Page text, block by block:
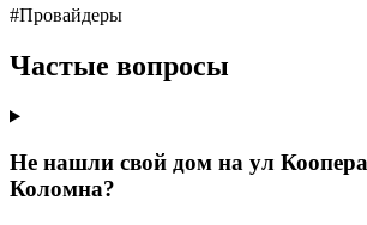
#Провайдеры
Частые вопросы
Не нашли свой дом на ул
Коломна?